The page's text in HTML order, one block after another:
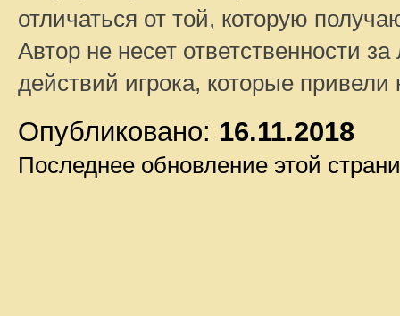
отличаться от той, которую
Автор не несет ответственности
действий игрока, которые
Опубликовано: 16.11.2018
Последнее обновление этой